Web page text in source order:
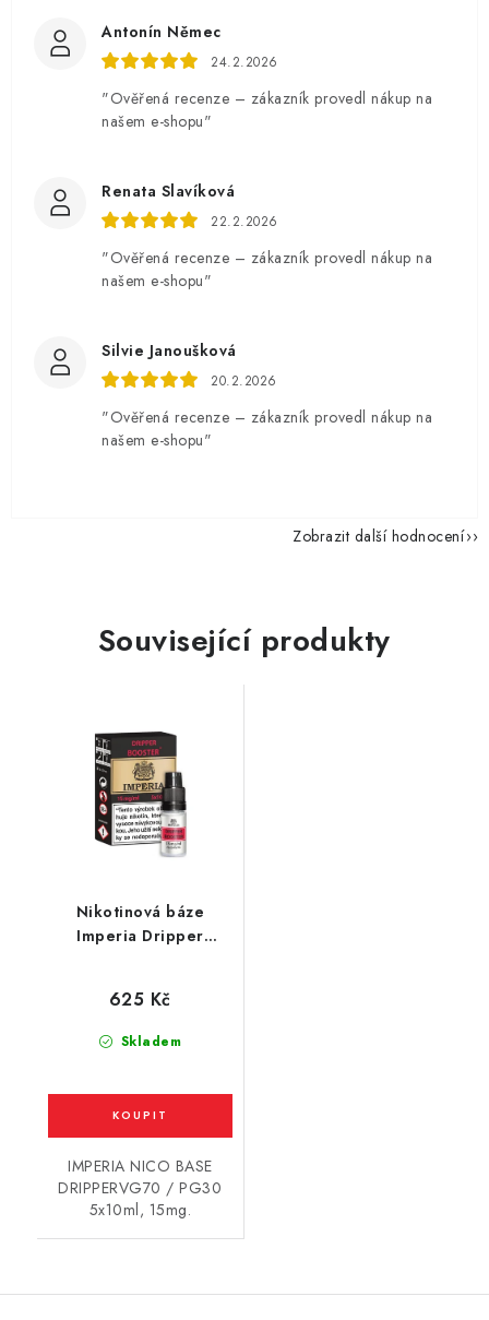
Antonín Němec
24.2.2026
"Ověřená recenze – zákazník provedl nákup na
našem e-shopu"
Renata Slavíková
22.2.2026
"Ověřená recenze – zákazník provedl nákup na
našem e-shopu"
Silvie Janoušková
20.2.2026
"Ověřená recenze – zákazník provedl nákup na
našem e-shopu"
Zobrazit další hodnocení
Související produkty
Nikotinová báze
Imperia Dripper
Skladem
625 Kč
IMPERIA NICO BASE
DRIPPERVG70 / PG30
5x10ml, 15mg.